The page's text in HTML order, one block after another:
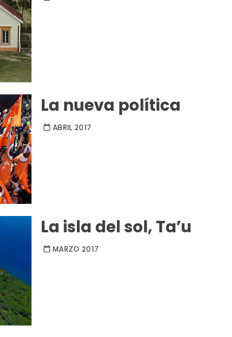
La nueva política
ABRIL 2017
La isla del sol, Ta’u
MARZO 2017